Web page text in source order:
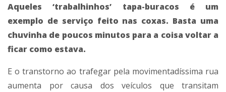
Aqueles ‘trabalhinhos’ tapa-buracos é um
exemplo de serviço feito nas coxas. Basta uma
chuvinha de poucos minutos para a coisa voltar a
ficar como estava.
E o transtorno ao trafegar pela movimentadíssima rua
aumenta por causa dos veículos que transitam